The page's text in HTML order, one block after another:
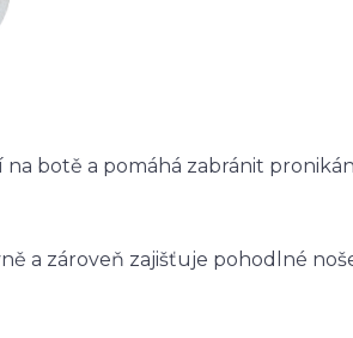
botě a pomáhá zabránit
a zároveň zajišťuje pohodlné